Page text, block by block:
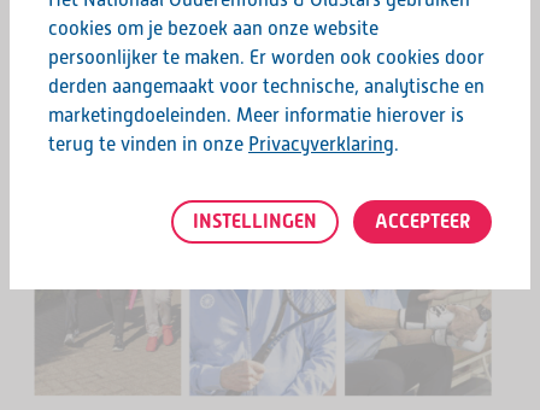
OldStars Nieuws
cookies om je bezoek aan onze website
persoonlijker te maken. Er worden ook cookies door
derden aangemaakt voor technische, analytische en
marketingdoeleinden. Meer informatie hierover is
terug te vinden in onze Privacyverklaring.
INSTELLINGEN ACCEPTEER